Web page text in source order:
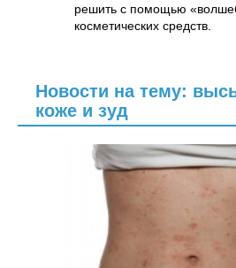
решить с помощью
косметических средств.
Новости на тему:
коже и зуд